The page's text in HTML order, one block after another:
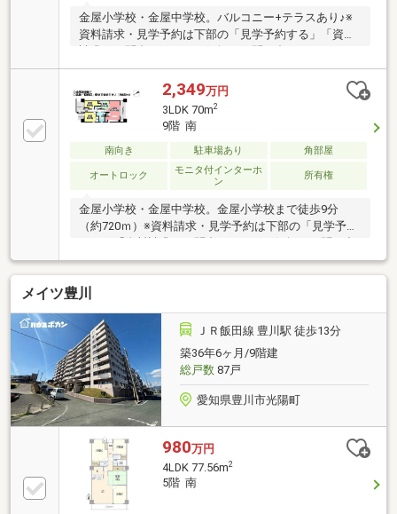
英語 ／ポルトガル語】
金屋小学校・金屋中学校。バルコニー+テラスあり♪※
資料請求・見学予約は下部の「見学予約する」「資料
2,349万円
3LDK 70m2
9階 南
南向き 駐車場あり 角部屋
オートロック
モニタ付インターホ
ン
所有権
金屋小学校・金屋中学校。金屋小学校まで徒歩9分
（約720ｍ）※資料請求・見学予約は下部の「見学予約
する」「資料請求・お問合せ」よりお気軽にお問い合
わせください!
メイツ豊川
ＪＲ飯田線 豊川駅 徒歩13分
築36年6ヶ月/9階建
総戸数87戸
愛知県豊川市光陽町
980万円
4LDK 77.56m2
5階 南